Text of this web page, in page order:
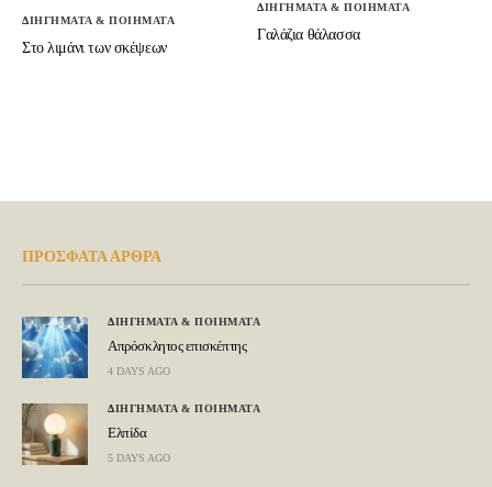
ΔΙΗΓΗΜΑΤΑ & ΠΟΙΗΜΑΤΑ
Στο λιμάνι των σκέψεων
ΔΙΗΓΗΜΑΤΑ & ΠΟΙΗΜΑΤΑ
Γαλάζια θάλασσα
ΠΡΟΣΦΑΤΑ ΑΡΘΡΑ
ΔΙΗΓΗΜΑΤΑ & ΠΟΙΗΜΑΤΑ
Απρόσκλητος επισκέπτης
4 DAYS AGO
ΔΙΗΓΗΜΑΤΑ & ΠΟΙΗΜΑΤΑ
Ελπίδα
5 DAYS AGO